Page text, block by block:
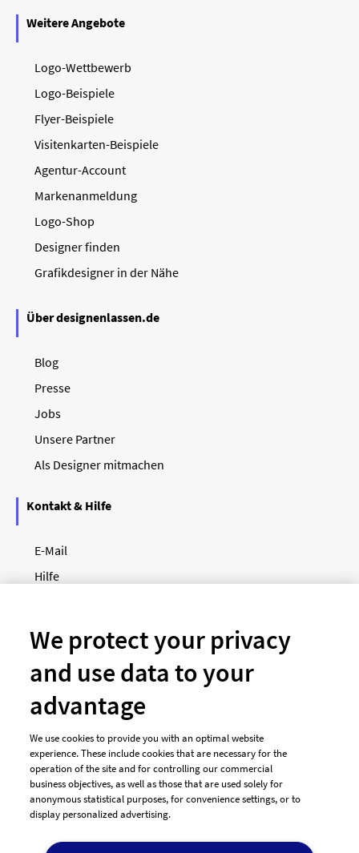
Weitere Angebote
Logo-Wettbewerb
Logo-Beispiele
Flyer-Beispiele
Visitenkarten-Beispiele
Agentur-Account
Markenanmeldung
Logo-Shop
Designer finden
Grafikdesigner in der Nähe
Über designenlassen.de
Blog
Presse
Jobs
Unsere Partner
Als Designer mitmachen
Kontakt & Hilfe
E-Mail
Hilfe
Unsere Zahlungsarten
We protect your privacy
and use data to your
advantage
We use cookies to provide you with an optimal website
experience. These include cookies that are necessary for the
operation of the site and for controlling our commercial
business objectives, as well as those that are used solely for
anonymous statistical purposes, for convenience settings, or to
display personalized advertising.